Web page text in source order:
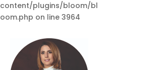
content/plugins/bloom/bl
oom.php on line 3964